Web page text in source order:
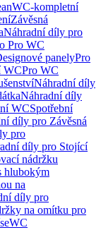
WC-kompletní
Závěsná
Náhradní díly pro
Pro WC
panelyPro
WCPro WC
Náhradní díly
Náhradní díly
WCSpotřební
díly pro Závěsná
pro
díly pro Stojící
nádržku
hlubokým
na
díly pro
na omítku pro
WC